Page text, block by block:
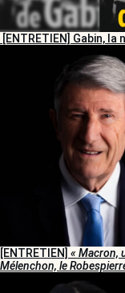
[ENTRETIEN] Gabin,
[ENTRETIEN] « Macron,
Mélenchon, le